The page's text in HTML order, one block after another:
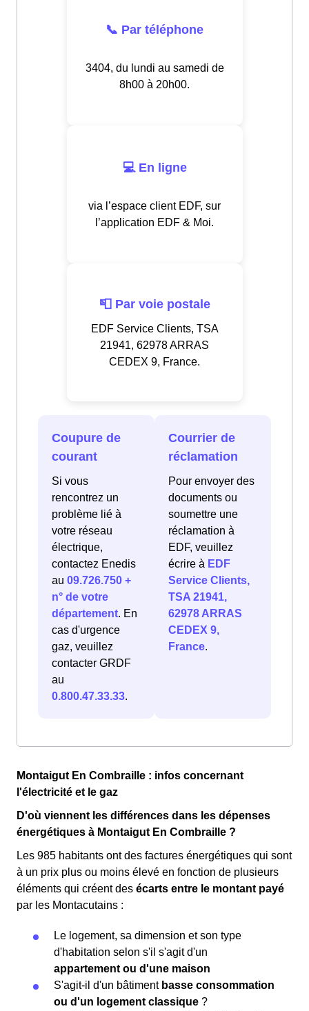
📞 Par téléphone
3404, du lundi au samedi de
8h00 à 20h00.
💻 En ligne
via l’espace client EDF, sur
l’application EDF & Moi.
📮 Par voie postale
EDF Service Clients, TSA
21941, 62978 ARRAS
CEDEX 9, France.
Coupure de
courant
Si vous
rencontrez un
problème lié à
votre réseau
électrique,
contactez Enedis
au 09.726.750 +
n° de votre
département. En
cas d'urgence
gaz, veuillez
contacter GRDF
au
0.800.47.33.33.
Courrier de
réclamation
Pour envoyer des
documents ou
soumettre une
réclamation à
EDF, veuillez
écrire à EDF
Service Clients,
TSA 21941,
62978 ARRAS
CEDEX 9,
France.
Montaigut En Combraille : infos concernant
l'électricité et le gaz
D'où viennent les différences dans les dépenses
énergétiques à Montaigut En Combraille ?
Les 985 habitants ont des factures énergétiques qui sont
à un prix plus ou moins élevé en fonction de plusieurs
éléments qui créent des écarts entre le montant payé
par les Montacutains :
Le logement, sa dimension et son type
d'habitation selon s'il s'agit d'un
appartement ou d'une maison
S'agit-il d'un bâtiment basse consommation
ou d'un logement classique ?